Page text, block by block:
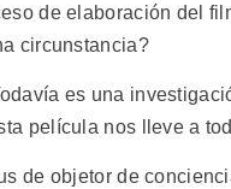
de elaboración del
circunstancia?
es una
película nos lleve a
de objetor de